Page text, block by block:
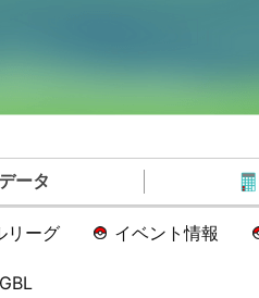
データ
リーグ イベント情報
GBL